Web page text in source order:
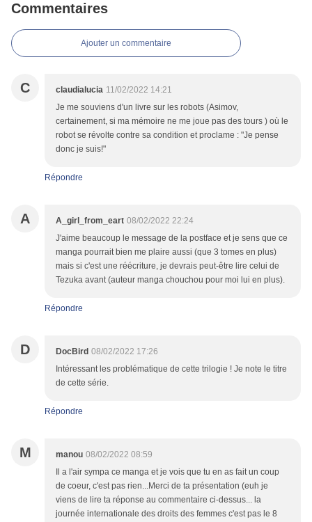
Commentaires
Ajouter un commentaire
C claudialucia 11/02/2022 14:21
Je me souviens d'un livre sur les robots (Asimov,
certainement, si ma mémoire ne me joue pas des tours ) où le
robot se révolte contre sa condition et proclame : "Je pense
donc je suis!"
Répondre
A A_girl_from_eart 08/02/2022 22:24
J'aime beaucoup le message de la postface et je sens que ce
manga pourrait bien me plaire aussi (que 3 tomes en plus)
mais si c'est une réécriture, je devrais peut-être lire celui de
Tezuka avant (auteur manga chouchou pour moi lui en plus).
Répondre
D DocBird 08/02/2022 17:26
Intéressant les problématique de cette trilogie ! Je note le titre
de cette série.
Répondre
M manou 08/02/2022 08:59
Il a l'air sympa ce manga et je vois que tu en as fait un coup
de coeur, c'est pas rien...Merci de ta présentation (euh je
viens de lire ta réponse au commentaire ci-dessus... la
journée internationale des droits des femmes c'est pas le 8